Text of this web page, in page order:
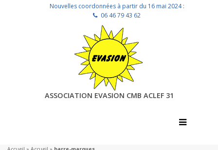
Nouvelles coordonnées à partir du 16 mai 2024 :
06 46 79 43 62
ASSOCIATION EVASION CMB ACLEF 31